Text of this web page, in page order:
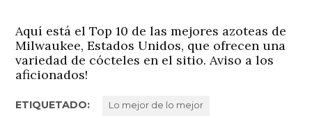
Aquí está el Top 10 de las mejores azoteas de
Milwaukee, Estados Unidos, que ofrecen una
variedad de cócteles en el sitio. Aviso a los
aficionados!
ETIQUETADO: Lo mejor de lo mejor